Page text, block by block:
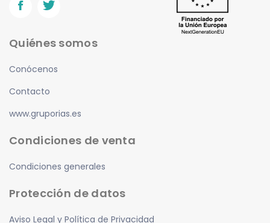
Quiénes somos
Conócenos
Contacto
www.gruporias.es
Condiciones de venta
Condiciones generales
Protección de datos
Aviso Legal y Política de Privacidad